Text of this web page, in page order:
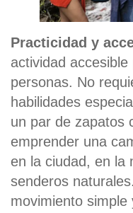
Practicidad y
actividad
personas. No
habilidades
un par de zapatos
emprender una
en la ciudad, en la
senderos
movimiento